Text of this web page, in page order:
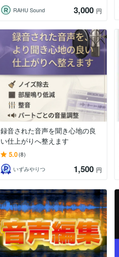
RAHU Sound
3,000 円
録音された音声を聞き心地の良
い仕上がりへ整えます
5.0(8)
いずみやりつ
1,500 円